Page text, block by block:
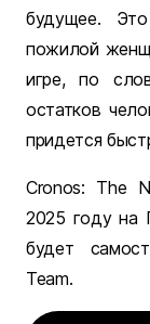
будущее.
пожилой
игре, по
остатков
придется
Cronos: The
2025 году на
будет
Team.